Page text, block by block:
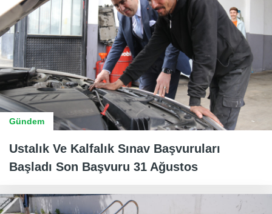
Gündem
Ustalık Ve Kalfalık Sınav Başvuruları
Başladı Son Başvuru 31 Ağustos